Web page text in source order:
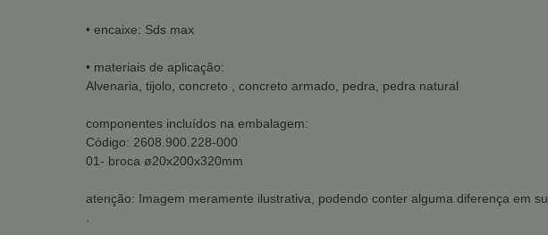
• encaixe: Sds max
• materiais de aplicação:
Alvenaria, tijolo, concreto , concreto armado, pedra, pedra natural
componentes incluídos na embalagem:
Código: 2608.900.228-000
01- broca ø20x200x320mm
atenção: Imagem meramente ilustrativa, podendo conter alguma diferença em